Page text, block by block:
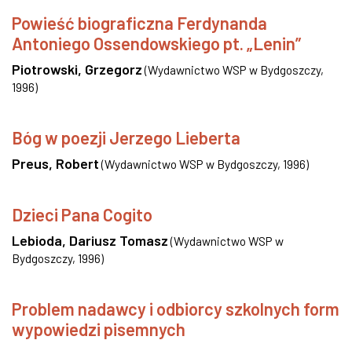
Powieść biograficzna Ferdynanda
Antoniego Ossendowskiego pt. „Lenin”
Piotrowski, Grzegorz (Wydawnictwo WSP w Bydgoszczy,
1996)
Bóg w poezji Jerzego Lieberta
Preus, Robert (Wydawnictwo WSP w Bydgoszczy, 1996)
Dzieci Pana Cogito
Lebioda, Dariusz Tomasz (Wydawnictwo WSP w
Bydgoszczy, 1996)
Problem nadawcy i odbiorcy szkolnych form
wypowiedzi pisemnych